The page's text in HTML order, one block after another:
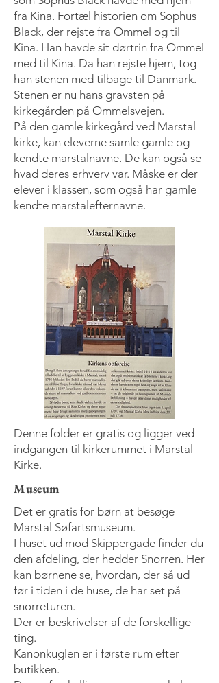
fra Kina. Fortæl historien om Sophus
Black, der rejste fra Ommel og til
Kina. Han havde sit dørtrin fra Ommel
med til Kina. Da han rejste hjem, tog
han stenen med tilbage til Danmark.
Stenen er nu hans gravsten på
kirkegården på Ommelsvejen.
På den gamle kirkegård ved Marstal
kirke, kan eleverne samle gamle og
kendte marstalnavne. De kan også se
hvad deres erhverv var. Måske er der
elever i klassen, som også har gamle
kendte marstalefternavne.
Denne folder er gratis og ligger ved
indgangen til kirkerummet i Marstal
Kirke.
Museum
Det er gratis for børn at besøge
Marstal Søfartsmuseum.
I huset ud mod Skippergade finder du
den afdeling, der hedder Snorren. Her
kan børnene se, hvordan, der så ud
før i tiden i de huse, de har set på
snorreturen.
Der er beskrivelser af de forskellige
ting.
Kanonkuglen er i første rum efter
butikken.